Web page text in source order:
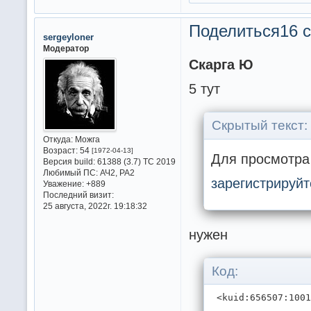
Поделиться16
sergeyloner
Модератор
Откуда:Можга
Возраст:54 [1972-04-13]
Версия build:61388 (3.7) ТС 2019
Любимый ПС:АЧ2, РА2
Уважение: +889
Последний визит:
25 августа, 2022г. 19:18:32
Скарга Ю
5 тут
Скрытый текст:
Для
нужен
Код: